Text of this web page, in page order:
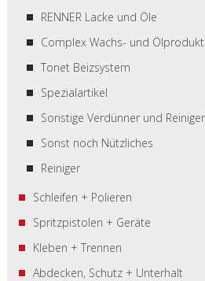
RENNER Lacke und Öle
Complex Wachs- und
Tonet Beizsystem
Spezialartikel
Sonstige Verdünner und Reiniger
Sonst noch Nützliches
Reiniger
Schleifen + Polieren
Spritzpistolen + Geräte
Kleben + Trennen
Abdecken, Schutz + Unterhalt